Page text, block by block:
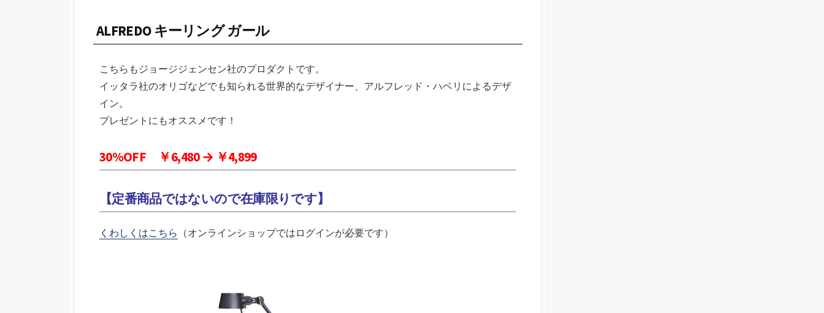
ALFREDO キーリング ガール
こちらもジョージジェンセン社のプロダクトです。
イッタラ社のオリゴなどでも知られる世界的なデザイナー、アルフレッド・ハベリによるデザ
イン。
プレゼントにもオススメです！
30%OFF ￥6,480 → ￥4,899
【定番商品ではないので在庫限りです】
くわしくはこちら （オンラインショップではログインが必要です）